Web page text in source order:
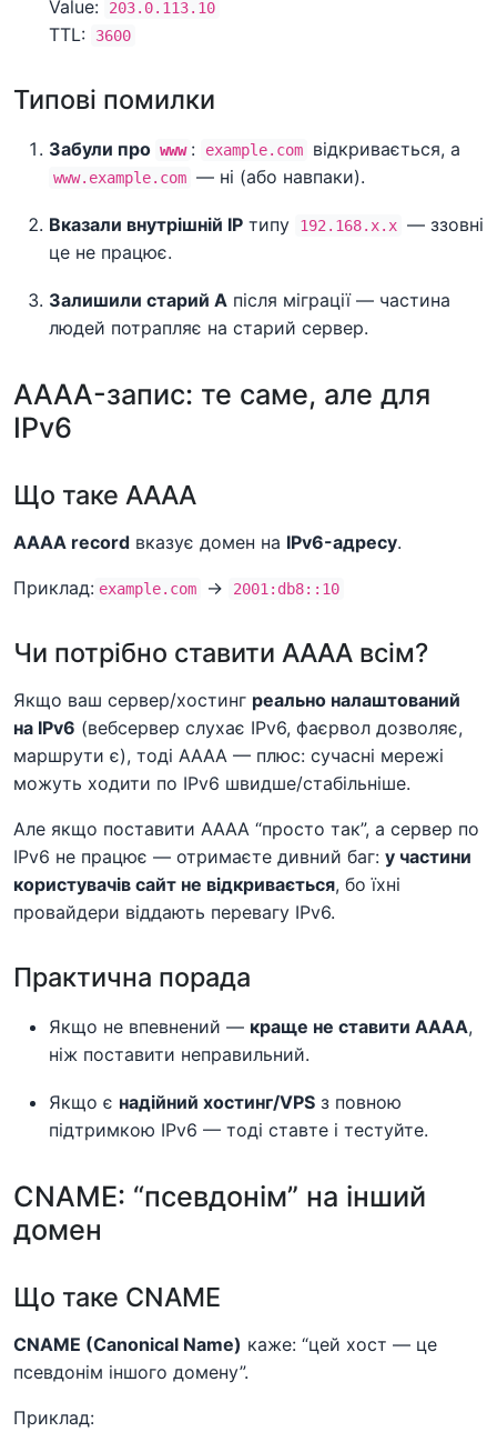
Value: 203.0.113.10
TTL: 3600
Типові помилки
Забули про www : example.com відкривається, а
www.example.com — ні (або навпаки).
Вказали внутрішній IP типу 192.168.x.x — ззовні
це не працює.
Залишили старий A після міграції — частина
людей потрапляє на старий сервер.
AAAA-запис: те саме, але для
IPv6
Що таке AAAA
AAAA record вказує домен на IPv6-адресу.
Приклад: example.com → 2001:db8::10
Чи потрібно ставити AAAA всім?
Якщо ваш сервер/хостинг реально налаштований
на IPv6 (вебсервер слухає IPv6, фаєрвол дозволяє,
маршрути є), тоді AAAA — плюс: сучасні мережі
можуть ходити по IPv6 швидше/стабільніше.
Але якщо поставити AAAA “просто так”, а сервер по
IPv6 не працює — отримаєте дивний баг: у частини
користувачів сайт не відкривається, бо їхні
провайдери віддають перевагу IPv6.
Практична порада
Якщо не впевнений — краще не ставити AAAA,
ніж поставити неправильний.
Якщо є надійний хостинг/VPS з повною
підтримкою IPv6 — тоді ставте і тестуйте.
CNAME: “псевдонім” на інший
домен
Що таке CNAME
CNAME (Canonical Name) каже: “цей хост — це
псевдонім іншого домену”.
Приклад: